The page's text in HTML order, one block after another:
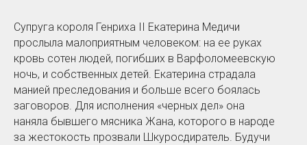
Супруга короля Генриха II Екатерина Медичи
прослыла малоприятным человеком: на ее руках
кровь сотен людей, погибших в Варфоломеевскую
ночь, и собственных детей. Екатерина страдала
манией преследования и больше всего боялась
заговоров. Для исполнения «черных дел» она
наняла бывшего мясника Жана, которого в народе
за жестокость прозвали Шкуросдиратель. Будучи